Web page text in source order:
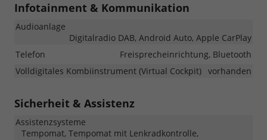
Infotainment & Kommunikation
Audioanlage
Digitalradio DAB, Android Auto, Apple CarPlay
Telefon
Freisprecheinrichtung, Bluetooth
Volldigitales Kombiinstrument (Virtual Cockpit) vorhanden
Sicherheit & Assistenz
Assistenzsysteme
Tempomat, Tempomat mit Lenkradkontrolle,